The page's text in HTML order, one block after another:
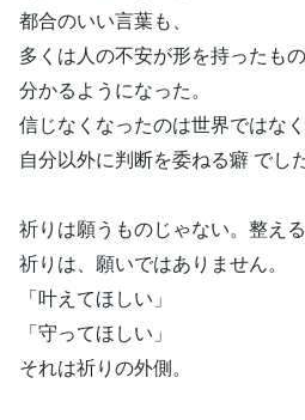
都合のいい言葉も、
多くは人の不安が形を持ったも
分かるようになった。
信じなくなったのは世界ではなく
自分以外に判断を委ねる癖 でした
祈りは願うものじゃない。整え
祈りは、願いではありません。
「叶えてほしい」
「守ってほしい」
それは祈りの外側。